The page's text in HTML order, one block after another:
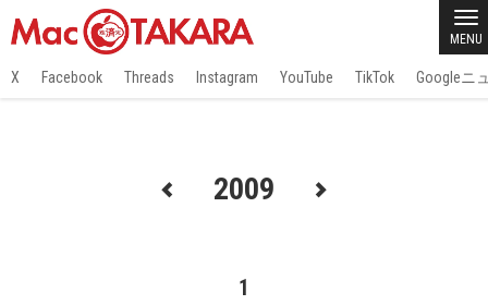
MENU
X Facebook Threads Instagram YouTube TikTok Googleニ
2009
1